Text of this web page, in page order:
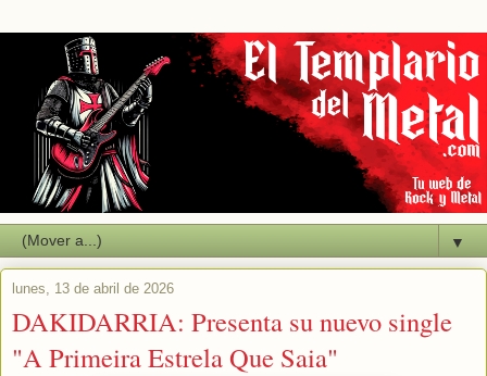
▼
lunes, 13 de abril de 2026
DAKIDARRIA: Presenta su nuevo single
"A Primeira Estrela Que Saia"